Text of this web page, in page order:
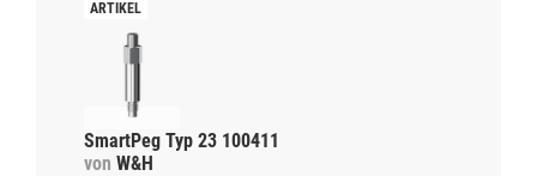
SmartPeg Typ 23 100411
von W&H